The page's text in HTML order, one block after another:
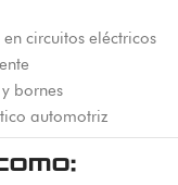
circuitos eléctricos
bornes
automotriz